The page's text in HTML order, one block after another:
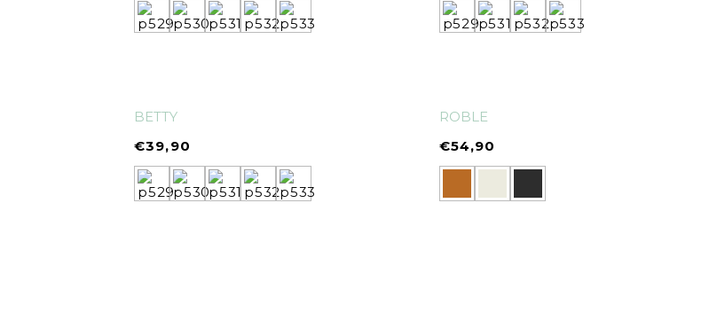
BETTY
€39,90
ROBLE
€54,90